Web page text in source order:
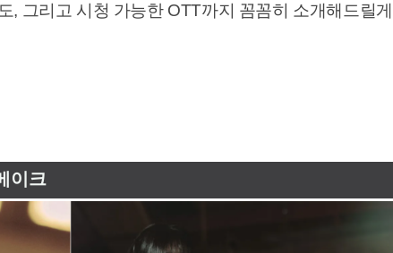
, 그리고 시청 가능한 OTT까지 꼼꼼히 소개해드릴게
이크